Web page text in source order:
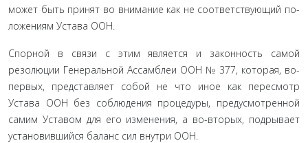
может быть принят во внимание как не соответствующий по­
ложениям Устава ООН.
Спорной в связи с этим является и законность самой
резолюции Генеральной Ассамблеи ООН № 377, которая, во-
первых, представляет собой не что иное как пересмотр
Устава ООН без соблюдения процедуры, предусмотренной
самим Уставом для его изменения, а во-вторых, подрывает
установившийся баланс сил внутри ООН.